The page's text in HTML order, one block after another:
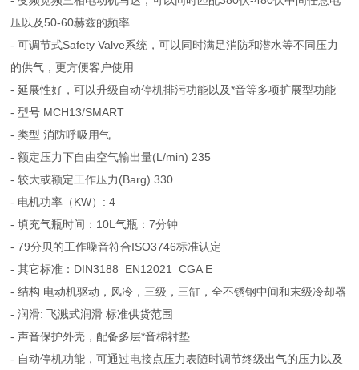
压以及50-60赫兹的频率
- 可调节式Safety Valve系统，可以同时满足消防和潜水等不同压力
的供气，更方便客户使用
- 延展性好，可以升级自动停机排污功能以及*音等多项扩展型功能
- 型号 MCH13/SMART
- 类型 消防呼吸用气
- 额定压力下自由空气输出量(L/min) 235
- 较大或额定工作压力(Barg) 330
- 电机功率（KW）: 4
- 填充气瓶时间：10L气瓶：7分钟
- 79分贝的工作噪音符合ISO3746标准认定
- 其它标准：DIN3188 EN12021 CGA E
- 结构 电动机驱动，风冷，三级，三缸，全不锈钢中间和末级冷却器
- 润滑: 飞溅式润滑 标准供货范围
- 声音保护外壳，配备多层*音棉衬垫
- 自动停机功能，可通过电接点压力表随时调节终级出气的压力以及